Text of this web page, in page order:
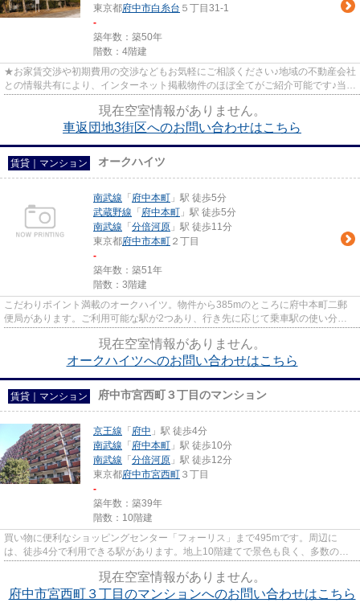
東京都府中市白糸台 ５丁目31-1
-
築年数：築50年
階数：4階建
★お家賃交渉や初期費用の交渉などもお気軽にご相談ください♪地域の不動産会社
との情報共有により、インターネット掲載物件のほぼ全てがご紹介可能です♪当店
現在空室情報がありません。
車返団地3街区へのお問い合わせはこちら
賃貸｜マンション オークハイツ
南武線 「 府中本町 」駅 徒歩5分
武蔵野線 「 府中本町 」駅 徒歩5分
南武線 「 分倍河原 」駅 徒歩11分
東京都府中市本町 ２丁目
-
築年数：築51年
階数：3階建
こだわりポイント満載のオークハイツ。物件から385mのところに府中本町二郵
便局があります。ご利用可能な駅が2つあり、行き先に応じて乗車駅の使い分け
現在空室情報がありません。
オークハイツへのお問い合わせはこちら
賃貸｜マンション 府中市宮西町３丁目のマンション
京王線 「 府中 」駅 徒歩4分
南武線 「 府中本町 」駅 徒歩10分
南武線 「 分倍河原 」駅 徒歩12分
東京都府中市宮西町 ３丁目
-
築年数：築39年
階数：10階建
買い物に便利なショッピングセンター「フォーリス」まで495mです。周辺に
は、徒歩4分で利用できる駅があります。地上10階建てで景色も良く、多数のお
現在空室情報がありません。
府中市宮西町３丁目のマンションへのお問い合わせはこちら